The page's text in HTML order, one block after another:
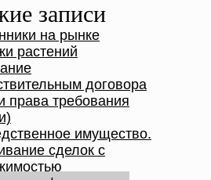
записи
на рынке
растений
договора
права требования
имущество.
сделок с